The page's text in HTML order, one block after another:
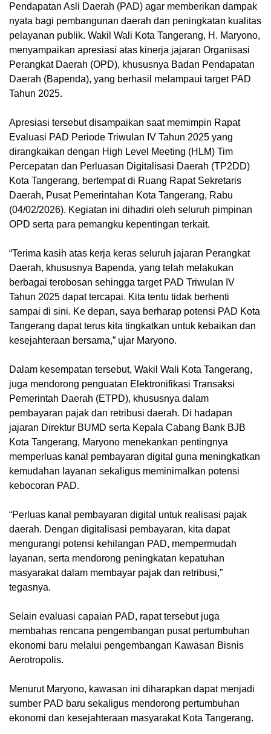
Pendapatan Asli Daerah (PAD) agar memberikan dampak
nyata bagi pembangunan daerah dan peningkatan kualitas
pelayanan publik. Wakil Wali Kota Tangerang, H. Maryono,
menyampaikan apresiasi atas kinerja jajaran Organisasi
Perangkat Daerah (OPD), khususnya Badan Pendapatan
Daerah (Bapenda), yang berhasil melampaui target PAD
Tahun 2025.
Apresiasi tersebut disampaikan saat memimpin Rapat
Evaluasi PAD Periode Triwulan IV Tahun 2025 yang
dirangkaikan dengan High Level Meeting (HLM) Tim
Percepatan dan Perluasan Digitalisasi Daerah (TP2DD)
Kota Tangerang, bertempat di Ruang Rapat Sekretaris
Daerah, Pusat Pemerintahan Kota Tangerang, Rabu
(04/02/2026). Kegiatan ini dihadiri oleh seluruh pimpinan
OPD serta para pemangku kepentingan terkait.
“Terima kasih atas kerja keras seluruh jajaran Perangkat
Daerah, khususnya Bapenda, yang telah melakukan
berbagai terobosan sehingga target PAD Triwulan IV
Tahun 2025 dapat tercapai. Kita tentu tidak berhenti
sampai di sini. Ke depan, saya berharap potensi PAD Kota
Tangerang dapat terus kita tingkatkan untuk kebaikan dan
kesejahteraan bersama,” ujar Maryono.
Dalam kesempatan tersebut, Wakil Wali Kota Tangerang,
juga mendorong penguatan Elektronifikasi Transaksi
Pemerintah Daerah (ETPD), khususnya dalam
pembayaran pajak dan retribusi daerah. Di hadapan
jajaran Direktur BUMD serta Kepala Cabang Bank BJB
Kota Tangerang, Maryono menekankan pentingnya
memperluas kanal pembayaran digital guna meningkatkan
kemudahan layanan sekaligus meminimalkan potensi
kebocoran PAD.
“Perluas kanal pembayaran digital untuk realisasi pajak
daerah. Dengan digitalisasi pembayaran, kita dapat
mengurangi potensi kehilangan PAD, mempermudah
layanan, serta mendorong peningkatan kepatuhan
masyarakat dalam membayar pajak dan retribusi,”
tegasnya.
Selain evaluasi capaian PAD, rapat tersebut juga
membahas rencana pengembangan pusat pertumbuhan
ekonomi baru melalui pengembangan Kawasan Bisnis
Aerotropolis.
Menurut Maryono, kawasan ini diharapkan dapat menjadi
sumber PAD baru sekaligus mendorong pertumbuhan
ekonomi dan kesejahteraan masyarakat Kota Tangerang.